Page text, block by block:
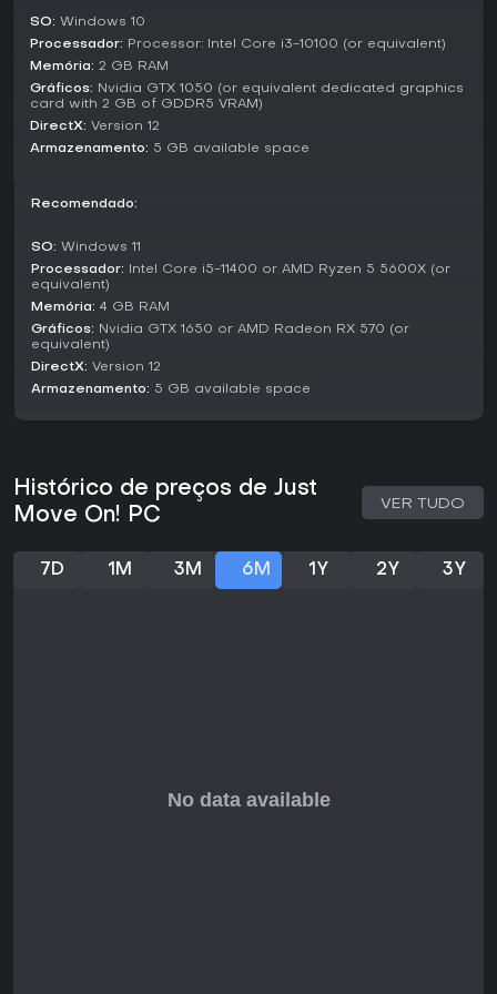
Desenvolvimento e Atualizações
Lançado em Early Access em julho de 2024,
Just Move On!
desenvolvimento expande o jogo com mais fases e
recursos, como elementos interativos adicionais. Embora a
trabalho continua para refinar a experiência e incluir
Para fãs de platformers exigentes que gostam de uma
teste sólido de habilidades na versão atual. Com apenas
uma avaliação de usuário disponível, é difícil medir a
recepção geral, mas o desenvolvimento ativo indica
potencial de crescimento. Se você se diverte dominando
saltos difíceis e não se importa com um título em Early
pode esperar mais atualizações.
SO: Windows 10
Processador: Processor: Intel Core i3-10100 (or equivalent)
Memória: 2 GB RAM
Gráficos: Nvidia GTX 1050 (or equivalent dedicated graphics
card with 2 GB of GDDR5 VRAM)
DirectX: Version 12
Armazenamento: 5 GB available space
Recomendado:
SO: Windows 11
Processador: Intel Core i5-11400 or AMD Ryzen 5 5600X (or
equivalent)
Memória: 4 GB RAM
Gráficos: Nvidia GTX 1650 or AMD Radeon RX 570 (or
equivalent)
DirectX: Version 12
Armazenamento: 5 GB available space
Histórico de preços de Just
Move On! PC
VER TUDO
7D 1M 3M 6M 1Y 2Y 3Y